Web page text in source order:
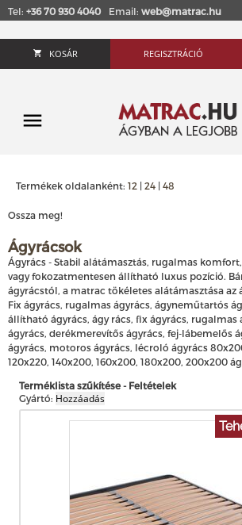
Tel: +36 70 930 4040 Email: web@matrac.hu
KOSÁR REGISZTRÁCIÓ
Termékek oldalanként: 12 | 24 | 48
Ossza meg!
Ágyrácsok
Ágyrács - Stabil alátámasztás, rugalmas komfort,
vagy fokozatmentesen állítható luxus pozíció.
ágyrácstól, a matrac tökéletes alátámasztása az
Fix ágyrács, rugalmas ágyrács, ágyneműtartós
állítható ágyrács, ágy rács, fix ágyrács, rugalmas
ágyrács, derékmerevítős ágyrács, fej-lábemelős
ágyrács, motoros ágyrács, lécroló ágyrács
120x220, 140x200, 160x200, 180x200, 200x200
Terméklista szűkítése - Feltételek
Gyártó: